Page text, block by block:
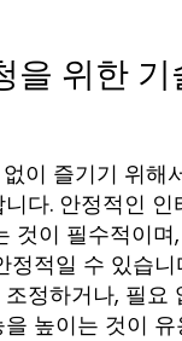
을 위한
이 즐기기 위해
다. 안정적인
것이 필수적이며
정적일 수 있습니
정하거나, 필요
높이는 것이 유